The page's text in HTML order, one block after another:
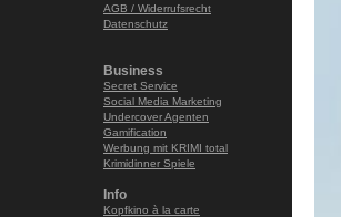
AGB / Widerrufsrecht
Datenschutz
Business
Secret Service
Social Media Marketing
Undercover Agenten
Gamification
Werbung mit KRIMI total
Krimidinner Spiele
Info
Kopfkino à la carte